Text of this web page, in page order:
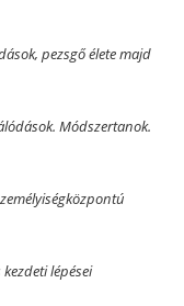
pezsgő élete majd
Módszertanok.
lépései